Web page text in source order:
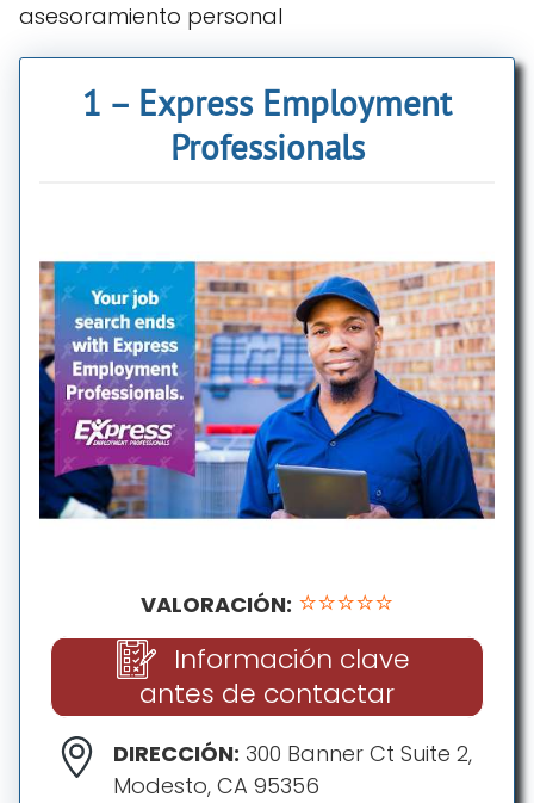
asesoramiento personal
1 – Express Employment
Professionals
VALORACIÓN: ⭐⭐⭐⭐⭐
Información clave
antes de contactar
DIRECCIÓN: 300 Banner Ct Suite 2,
Modesto, CA 95356